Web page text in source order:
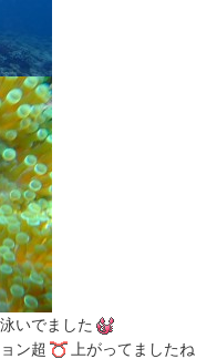
いでました
ン超
上がってましたね